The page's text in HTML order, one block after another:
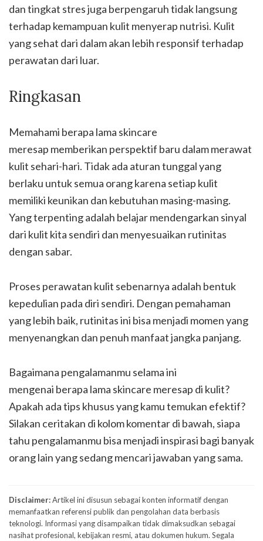
dan tingkat stres juga berpengaruh tidak langsung
terhadap kemampuan kulit menyerap nutrisi. Kulit
yang sehat dari dalam akan lebih responsif terhadap
perawatan dari luar.
Ringkasan
Memahami berapa lama skincare
meresap memberikan perspektif baru dalam merawat
kulit sehari-hari. Tidak ada aturan tunggal yang
berlaku untuk semua orang karena setiap kulit
memiliki keunikan dan kebutuhan masing-masing.
Yang terpenting adalah belajar mendengarkan sinyal
dari kulit kita sendiri dan menyesuaikan rutinitas
dengan sabar.
Proses perawatan kulit sebenarnya adalah bentuk
kepedulian pada diri sendiri. Dengan pemahaman
yang lebih baik, rutinitas ini bisa menjadi momen yang
menyenangkan dan penuh manfaat jangka panjang.
Bagaimana pengalamanmu selama ini
mengenai berapa lama skincare meresap di kulit?
Apakah ada tips khusus yang kamu temukan efektif?
Silakan ceritakan di kolom komentar di bawah, siapa
tahu pengalamanmu bisa menjadi inspirasi bagi banyak
orang lain yang sedang mencari jawaban yang sama.
Disclaimer:Artikel ini disusun sebagai konten informatif dengan
memanfaatkan referensi publik dan pengolahan data berbasis
teknologi. Informasi yang disampaikan tidak dimaksudkan sebagai
nasihat profesional, kebijakan resmi, atau dokumen hukum. Segala